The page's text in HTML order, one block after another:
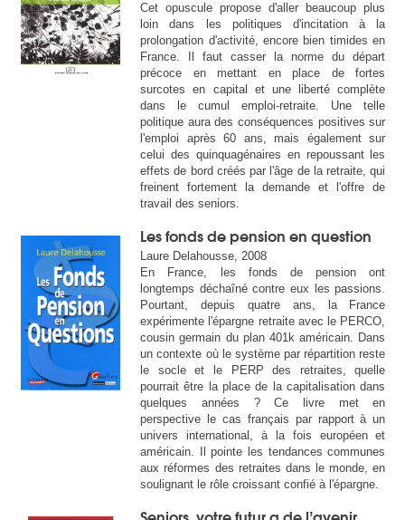
Cet opuscule propose d'aller beaucoup plus
loin dans les politiques d'incitation à la
prolongation d'activité, encore bien timides en
France. Il faut casser la norme du départ
précoce en mettant en place de fortes
surcotes en capital et une liberté complète
dans le cumul emploi-retraite. Une telle
politique aura des conséquences positives sur
l'emploi après 60 ans, mais également sur
celui des quinquagénaires en repoussant les
effets de bord créés par l'âge de la retraite, qui
freinent fortement la demande et l'offre de
travail des seniors.
Les fonds de pension en question
Laure Delahousse, 2008
En France, les fonds de pension ont
longtemps déchaîné contre eux les passions.
Pourtant, depuis quatre ans, la France
expérimente l'épargne retraite avec le PERCO,
cousin germain du plan 401k américain. Dans
un contexte où le système par répartition reste
le socle et le PERP des retraites, quelle
pourrait être la place de la capitalisation dans
quelques années ? Ce livre met en
perspective le cas français par rapport à un
univers international, à la fois européen et
américain. Il pointe les tendances communes
aux réformes des retraites dans le monde, en
soulignant le rôle croissant confié à l'épargne.